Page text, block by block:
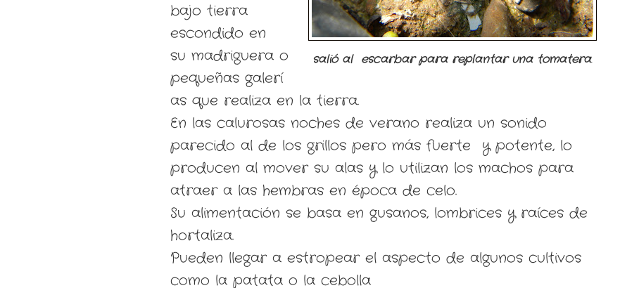
salió al escarbar para replantar una tomatera.
bajo tierra
escondido en
su madriguera o
pequeñas galerí
as que realiza en la tierra.
En las calurosas noches de verano realiza un sonido
parecido al de los grillos pero más fuerte y potente, lo
producen al mover su alas y lo utilizan los machos para
atraer a las hembras en época de celo.
Su alimentación se basa en gusanos, lombrices y raíces de
hortaliza.
Pueden llegar a estropear el aspecto de algunos cultivos
como la patata o la cebolla